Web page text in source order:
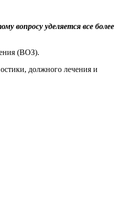
вопросу уделяется все более
(ВОЗ).
должного лечения и